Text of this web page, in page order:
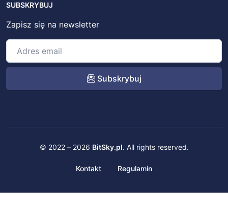
SUBSKRYBUJ
Zapisz się na newsletter
Subskrybuj
© 2022 – 2026 BitSky.pl. All rights reserved.
Kontakt Regulamin